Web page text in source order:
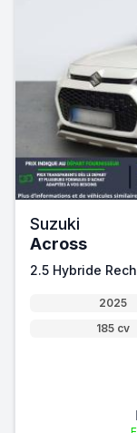
Suzuki
Across
2.5 Hybride
2025
185 cv